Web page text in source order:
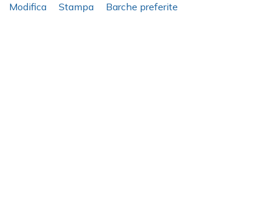
Modifica Stampa Barche preferite